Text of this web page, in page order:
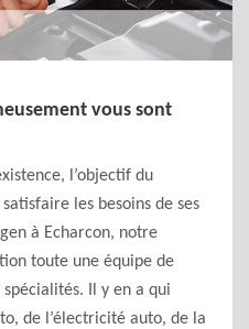
vous sont
l’objectif du
les besoins de ses
à Echarcon, notre
toute une équipe de
Il y en a qui
de l’électricité auto, de la